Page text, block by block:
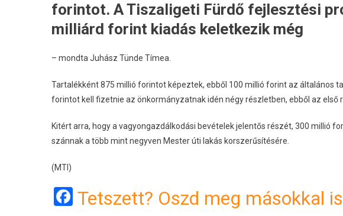
forintot. A Tiszaligeti Fürdő fejlesztési
milliárd forint kiadás keletkezik még
– mondta Juhász Tünde Tímea.
Tartalékként 875 millió forintot képeztek, ebből 100 millió forint az általános
forintot kell fizetnie az önkormányzatnak idén négy részletben, ebből az
Kitért arra, hogy a vagyongazdálkodási bevételek jelentős részét, 300 millió
szánnak a több mint negyven Mester úti lakás korszerűsítésére.
(MTI)
Facebook
Tetszett? Oszd meg másokkal